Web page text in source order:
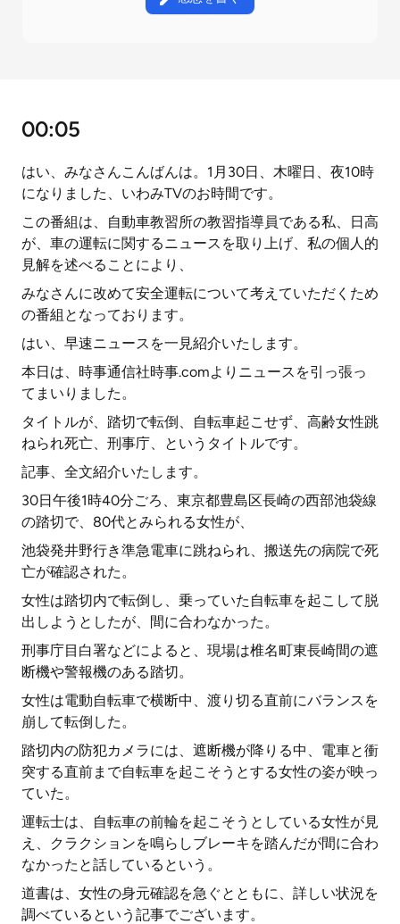
00:05
はい、みなさんこんばんは。1月30日、木曜日、夜10時
になりました、いわみTVのお時間です。
この番組は、自動車教習所の教習指導員である私、日高
が、車の運転に関するニュースを取り上げ、私の個人的
見解を述べることにより、
みなさんに改めて安全運転について考えていただくため
の番組となっております。
はい、早速ニュースを一見紹介いたします。
本日は、時事通信社時事.comよりニュースを引っ張っ
てまいりました。
タイトルが、踏切で転倒、自転車起こせず、高齢女性跳
ねられ死亡、刑事庁、というタイトルです。
記事、全文紹介いたします。
30日午後1時40分ごろ、東京都豊島区長崎の西部池袋線
の踏切で、80代とみられる女性が、
池袋発井野行き準急電車に跳ねられ、搬送先の病院で死
亡が確認された。
女性は踏切内で転倒し、乗っていた自転車を起こして脱
出しようとしたが、間に合わなかった。
刑事庁目白署などによると、現場は椎名町東長崎間の遮
断機や警報機のある踏切。
女性は電動自転車で横断中、渡り切る直前にバランスを
崩して転倒した。
踏切内の防犯カメラには、遮断機が降りる中、電車と衝
突する直前まで自転車を起こそうとする女性の姿が映っ
ていた。
運転士は、自転車の前輪を起こそうとしている女性が見
え、クラクションを鳴らしブレーキを踏んだが間に合わ
なかったと話しているという。
道書は、女性の身元確認を急ぐとともに、詳しい状況を
調べているという記事でございます。